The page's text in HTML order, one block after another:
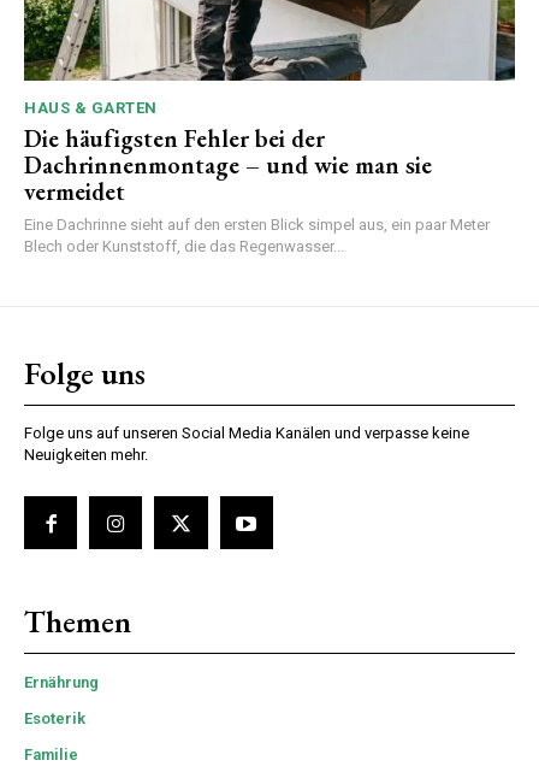
HAUS & GARTEN
Die häufigsten Fehler bei der
Dachrinnenmontage – und wie man sie
vermeidet
Eine Dachrinne sieht auf den ersten Blick simpel aus, ein paar Meter
Blech oder Kunststoff, die das Regenwasser...
Folge uns
Folge uns auf unseren Social Media Kanälen und verpasse keine
Neuigkeiten mehr.
Themen
Ernährung
Esoterik
Familie